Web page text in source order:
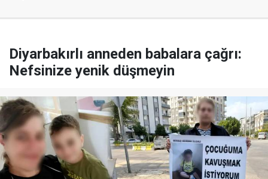
Diyarbakırlı anneden babalara çağrı:
Nefsinize yenik düşmeyin